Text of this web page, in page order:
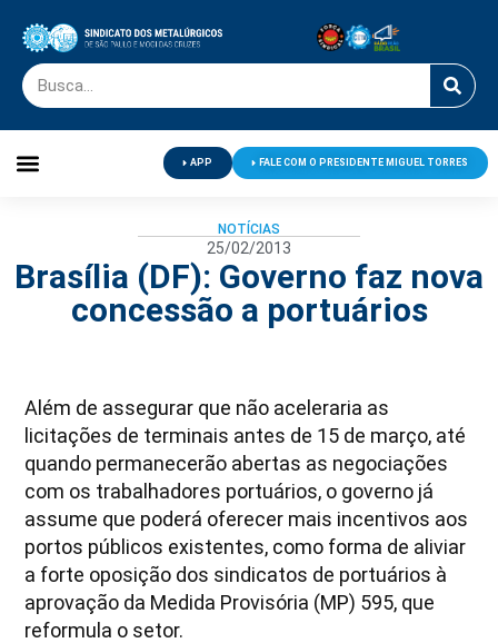
APP FALE COM O PRESIDENTE MIGUEL TORRES
NOTÍCIAS
25/02/2013
Brasília (DF): Governo faz nova
concessão a portuários
Além de assegurar que não aceleraria as
licitações de terminais antes de 15 de março, até
quando permanecerão abertas as negociações
com os trabalhadores portuários, o governo já
assume que poderá oferecer mais incentivos aos
portos públicos existentes, como forma de aliviar
a forte oposição dos sindicatos de portuários à
aprovação da Medida Provisória (MP) 595, que
reformula o setor.